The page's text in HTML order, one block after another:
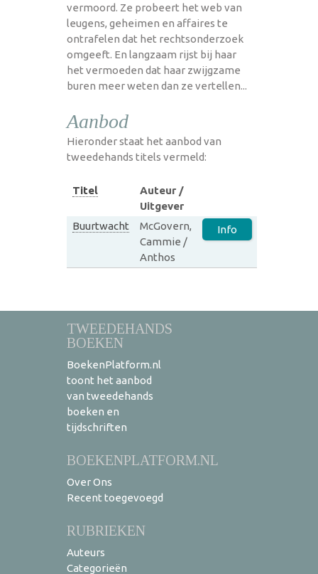
vermoord. Ze probeert het web van
leugens, geheimen en affaires te
ontrafelen dat het rechtsonderzoek
omgeeft. En langzaam rijst bij haar
het vermoeden dat haar zwijgzame
buren meer weten dan ze vertellen...
Aanbod
Hieronder staat het aanbod van
tweedehands titels vermeld:
Titel
Auteur /
Uitgever
Buurtwacht
McGovern,
Cammie /
Anthos
Info
TWEEDEHANDS
BOEKEN
BoekenPlatform.nl
toont het aanbod
van tweedehands
boeken en
tijdschriften
BOEKENPLATFORM.NL
Over Ons
Recent toegevoegd
RUBRIEKEN
Auteurs
Categorieën